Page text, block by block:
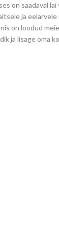
on saadaval lai
ja eelarvele
on loodud
ja lisage oma